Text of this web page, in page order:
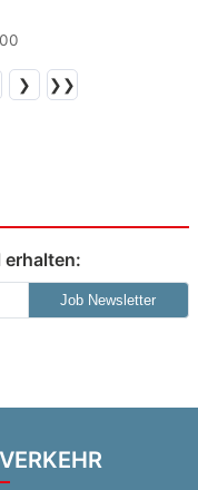
❯ ❯❯
erhalten:
Job Newsletter